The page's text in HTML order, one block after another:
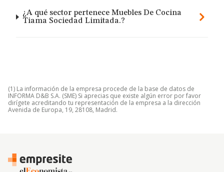
¿A qué sector pertenece Muebles De Cocina
Tiama Sociedad Limitada.?
(1) La información de la empresa procede de la base de datos de
INFORMA D&B S.A. (SME) Si aprecias que existe algún error por favor
dirígete acreditando tu representación de la empresa a la dirección
Avenida de Europa, 19, 28108, Madrid.